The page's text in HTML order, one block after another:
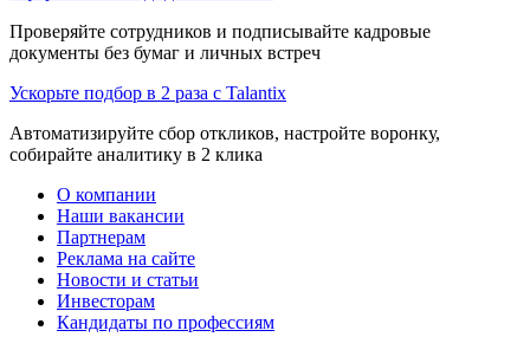
Проверяйте сотрудников и подписывайте кадровые
документы без бумаг и личных встреч
Ускорьте подбор в 2 раза с Talantix
Автоматизируйте сбор откликов, настройте воронку,
собирайте аналитику в 2 клика
О компании
Наши вакансии
Партнерам
Реклама на сайте
Новости и статьи
Инвесторам
Кандидаты по профессиям